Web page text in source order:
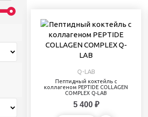
3
Q-LAB
Пептидный коктейль с
коллагеном PEPTIDE COLLAGEN
COMPLEX Q-LAB
5 400 ₽